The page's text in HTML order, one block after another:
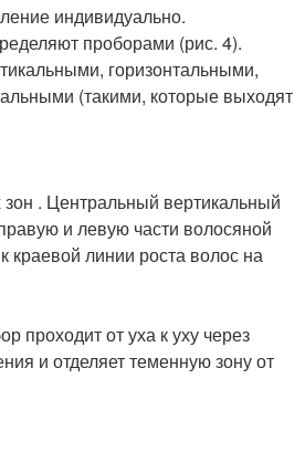
индивидуально.
проборами (рис. 4).
горизонтальными,
(такими, которые выходят
. Центральный вертикальный
и левую части волосяной
краевой линии роста волос на
проходит от уха к уху через
и отделяет теменную зону от